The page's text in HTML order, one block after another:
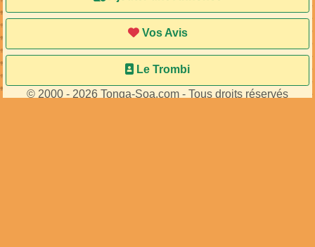
Vos Avis
Le Trombi
© 2000 - 2026 Tonga-Soa.com - Tous droits réservés